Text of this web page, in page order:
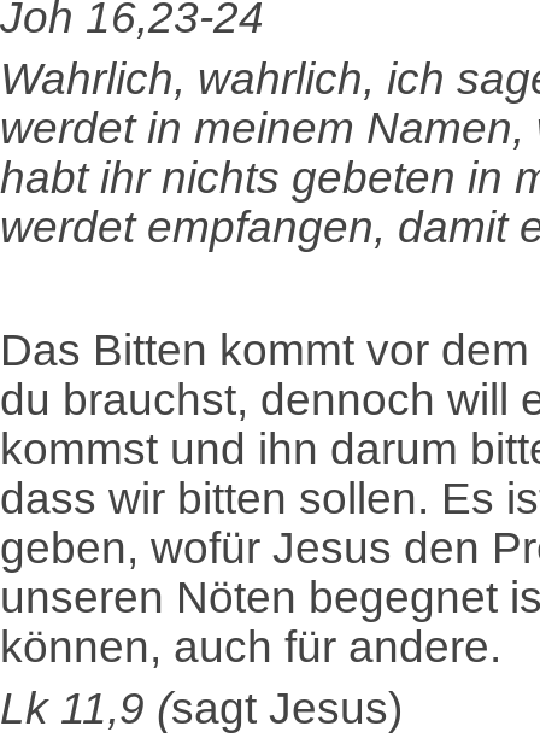
Joh 16,23-24
Wahrlich, wahrlich, ich
werdet in meinem
habt ihr nichts gebeten in
werdet empfangen, damit
Das Bitten kommt vor
du brauchst, dennoch will
kommst und ihn darum
dass wir bitten sollen. Es
geben, wofür Jesus den
unseren Nöten begegnet
können, auch für andere.
Lk 11,9 (sagt Jesus)